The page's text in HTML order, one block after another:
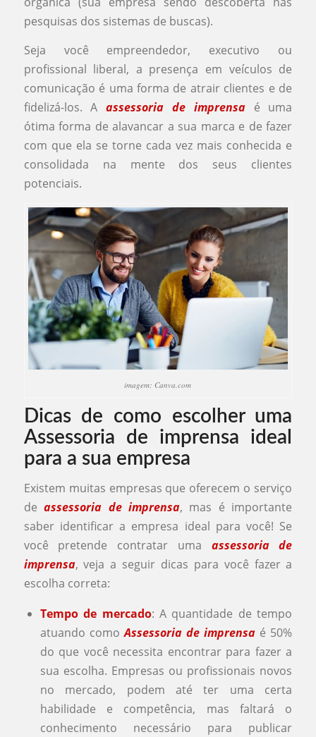
pesquisas dos sistemas de buscas).
Seja você empreendedor, executivo ou
profissional liberal, a presença em veículos de
comunicação é uma forma de atrair clientes e de
fidelizá-los. Aassessoria de imprensaé uma
ótima forma de alavancar a sua marca e de fazer
com que ela se torne cada vez mais conhecida e
consolidada na mente dos seus clientes
potenciais.
imagem: Canva.com
Dicas de como escolher uma
Assessoria de imprensa ideal
para a sua empresa
Existem muitas empresas que oferecem o serviço
deassessoria de imprensa, mas é importante
saber identificar a empresa ideal para você! Se
você pretende contratar uma assessoria de
imprensa, veja a seguir dicas para você fazer a
escolha correta:
Tempo de mercado: A quantidade de tempo
atuando comoAssessoria de imprensa é 50%
do que você necessita encontrar para fazer a
sua escolha. Empresas ou profissionais novos
no mercado, podem até ter uma certa
habilidade e competência, mas faltará o
conhecimento necessário para publicar